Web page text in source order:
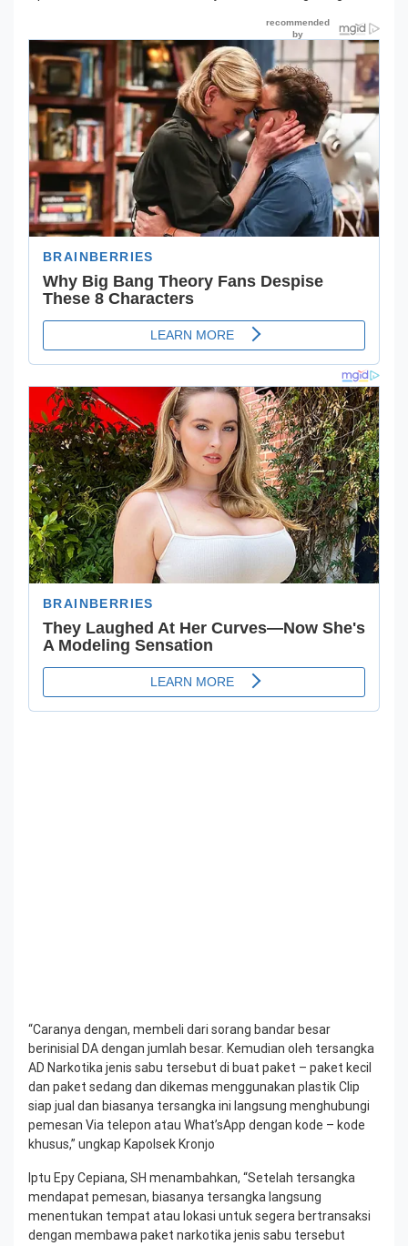
“Caranya dengan, membeli dari sorang bandar besar
berinisial DA dengan jumlah besar. Kemudian oleh tersangka
AD Narkotika jenis sabu tersebut di buat paket – paket kecil
dan paket sedang dan dikemas menggunakan plastik Clip
siap jual dan biasanya tersangka ini langsung menghubungi
pemesan Via telepon atau What’sApp dengan kode – kode
khusus,” ungkap Kapolsek Kronjo
Iptu Epy Cepiana, SH menambahkan, “Setelah tersangka
mendapat pemesan, biasanya tersangka langsung
menentukan tempat atau lokasi untuk segera bertransaksi
dengan membawa paket narkotika jenis sabu tersebut